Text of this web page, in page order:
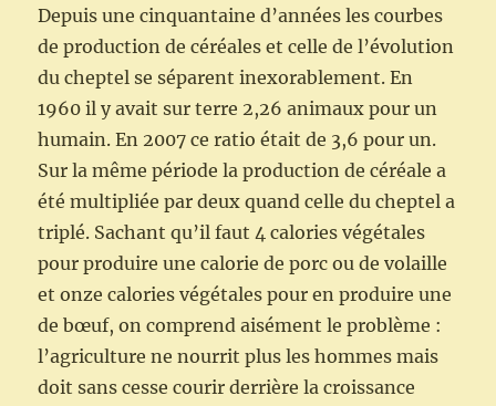
Depuis une cinquantaine d’années les courbes
de production de céréales et celle de l’évolution
du cheptel se séparent inexorablement. En
1960 il y avait sur terre 2,26 animaux pour un
humain. En 2007 ce ratio était de 3,6 pour un.
Sur la même période la production de céréale a
été multipliée par deux quand celle du cheptel a
triplé. Sachant qu’il faut 4 calories végétales
pour produire une calorie de porc ou de volaille
et onze calories végétales pour en produire une
de bœuf, on comprend aisément le problème :
l’agriculture ne nourrit plus les hommes mais
doit sans cesse courir derrière la croissance